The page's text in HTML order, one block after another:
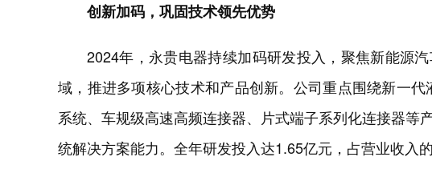
创新加码，巩固技术领先优势
2024年，永贵电器持续加码研发投入，聚焦新能源
域，推进多项核心技术和产品创新。公司重点围绕新一
系统、车规级高速高频连接器、片式端子系列化连接器等
统解决方案能力。全年研发投入达1.65亿元，占营业收入